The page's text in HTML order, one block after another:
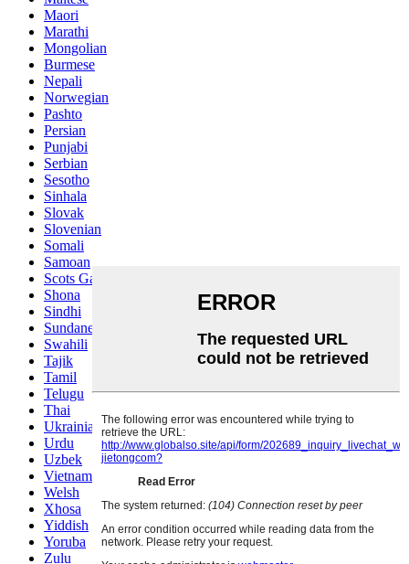
Maori
Marathi
Mongolian
Burmese
Nepali
Norwegian
Pashto
Persian
Punjabi
Serbian
Sesotho
Sinhala
Slovak
Slovenian
Somali
Samoan
Scots Gaelic
Shona
Sindhi
Sundanese
Swahili
Tajik
Tamil
Telugu
Thai
Ukrainian
Urdu
Uzbek
Vietnamese
Welsh
Xhosa
Yiddish
Yoruba
Zulu